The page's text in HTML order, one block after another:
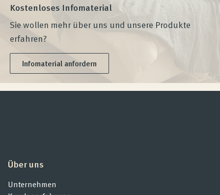
Kostenloses Infomaterial
Sie wollen mehr über uns und unsere Produkte
erfahren?
Infomaterial anfordern
Über uns
Unternehmen